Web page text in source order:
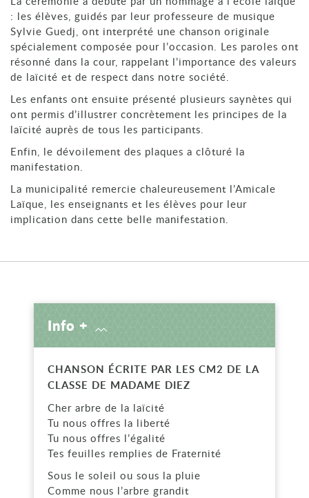
: les élèves, guidés par leur professeure de musique
Sylvie Guedj, ont interprété une chanson originale
spécialement composée pour l’occasion. Les paroles ont
résonné dans la cour, rappelant l’importance des valeurs
de laïcité et de respect dans notre société.
Les enfants ont ensuite présenté plusieurs saynètes qui
ont permis d’illustrer concrètement les principes de la
laïcité auprès de tous les participants.
Enfin, le dévoilement des plaques a clôturé la
manifestation.
La municipalité remercie chaleureusement l’Amicale
Laïque, les enseignants et les élèves pour leur
implication dans cette belle manifestation.
Info +
CHANSON ÉCRITE PAR LES CM2 DE LA
CLASSE DE MADAME DIEZ
Cher arbre de la laïcité
Tu nous offres la liberté
Tu nous offres l’égalité
Tes feuilles remplies de Fraternité
Sous le soleil ou sous la pluie
Comme nous l’arbre grandit